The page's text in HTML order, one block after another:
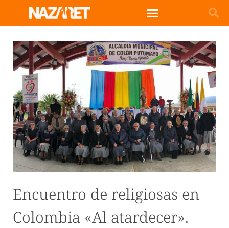
Encuentro de religiosas en
Colombia «Al atardecer».